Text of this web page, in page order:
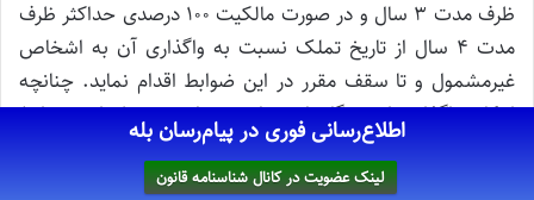
ظرف مدت ۳ سال و در صورت مالکیت ۱۰۰ درصدی حداکثر ظرف
مدت ۴ سال از تاریخ تملک نسبت به واگذاری آن به اشخاص
غیرمشمول و تا سقف مقرر در این ضوابط اقدام نماید. چنانچه
امکان واگذاری این بنگاه‌ها و سایر بندهای مشمول این ضوابط
(مطابق با فهرست زمان‌بندی) به لحاظ نبودن متقاضی میسور
نباشد دستگاه مشمول مکلف است فرآیند واگذاری را هر شش
اطلاع‌رسانی فوری در پیام‌رسان بله
لینک عضویت در کانال شناسنامه قانون